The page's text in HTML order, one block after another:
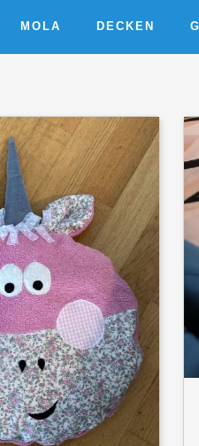
MOLA DECKEN